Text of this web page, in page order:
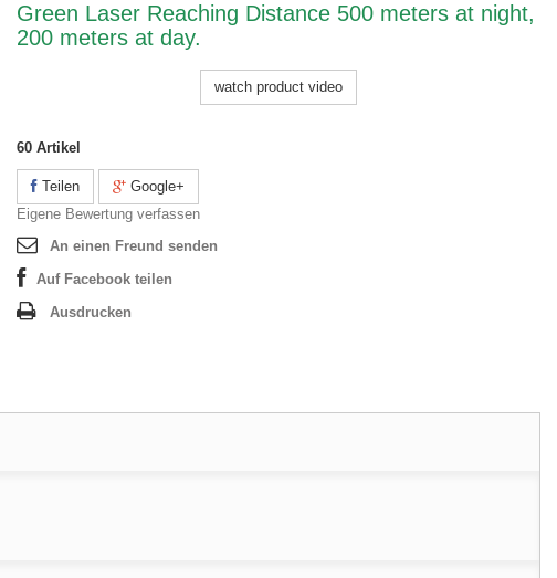
Green Laser Reaching Distance 500 meters at night,
200 meters at day.
watch product video
60 Artikel
Teilen
Google+
Eigene Bewertung verfassen
An einen Freund senden
Auf Facebook teilen
Ausdrucken